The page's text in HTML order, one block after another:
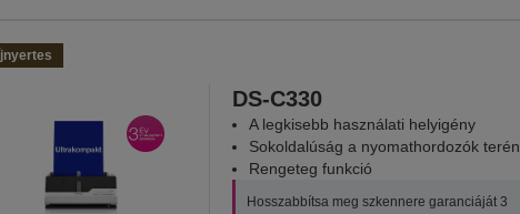
DS-C330
A legkisebb használati helyigény
Sokoldalúság a nyomathordozók terén
Rengeteg funkció
Hosszabbítsa meg szkennere garanciáját 3